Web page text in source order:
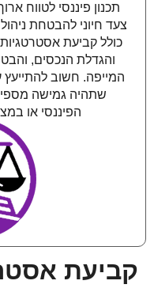
תכנון פיננסי לטווח
צעד חיוני להבטחת ניהול
כולל קביעת
והגדלת הנכסים,
המייפה. חשוב להתייעץ
שתהיה גמישה
הפיננסי או
קביעת